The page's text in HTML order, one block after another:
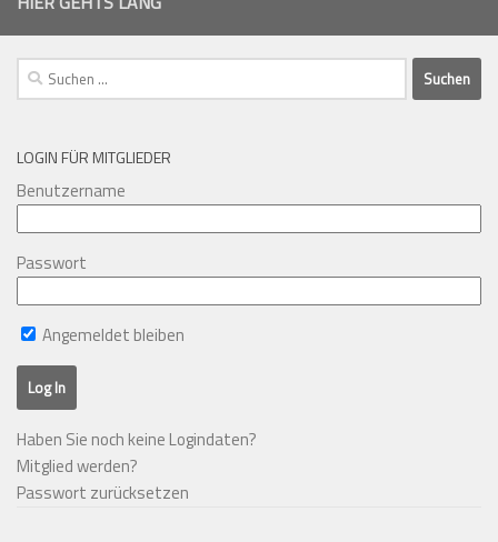
Suchen
nach:
LOGIN FÜR MITGLIEDER
Benutzername
Passwort
Angemeldet bleiben
Haben Sie noch keine Logindaten?
Mitglied werden?
Passwort zurücksetzen